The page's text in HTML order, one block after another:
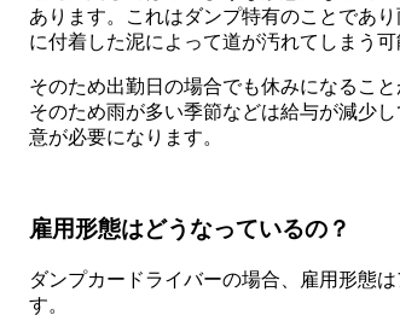
あります。これはダンプ特有のことであ
に付着した泥によって道が汚れてしまう
そのため出勤日の場合でも休みになるこ
そのため雨が多い季節などは給与が減少
意が必要になります。
雇用形態はどうなっているの？
ダンプカードライバーの場合、雇用形態
す。